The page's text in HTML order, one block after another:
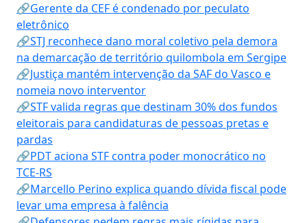
🔗Gerente da CEF é condenado por peculato
eletrônico
🔗STJ reconhece dano moral coletivo pela demora
na demarcação de território quilombola em Sergipe
🔗Justiça mantém intervenção da SAF do Vasco e
nomeia novo interventor
🔗STF valida regras que destinam 30% dos fundos
eleitorais para candidaturas de pessoas pretas e
pardas
🔗PDT aciona STF contra poder monocrático no
TCE-RS
🔗Marcello Perino explica quando dívida fiscal pode
levar uma empresa à falência